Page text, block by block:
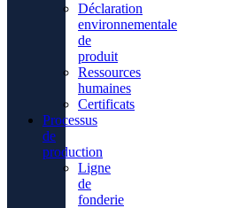
Déclaration
environnementale
de
produit
Ressources
humaines
Certificats
Processus
de
production
Ligne
de
fonderie